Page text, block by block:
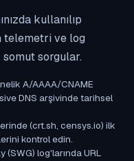
kullanılıp
telemetri ve log
sorgular.
A/AAAA/CNAME
DNS arşivinde tarihsel
(crt.sh, censys.io) ilk
kontrol edin.
log'larında URL